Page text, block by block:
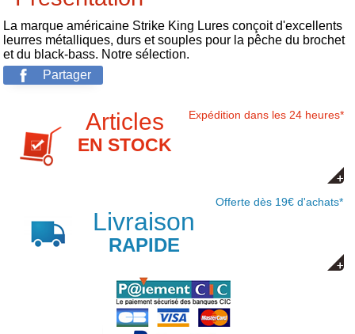
La marque américaine Strike King Lures conçoit d'excellents
leurres métalliques, durs et souples pour la pêche du brochet
et du black-bass. Notre sélection.
Partager
Articles
EN STOCK
Expédition dans les 24 heures*
Livraison
RAPIDE
Offerte dès 19€ d'achats*